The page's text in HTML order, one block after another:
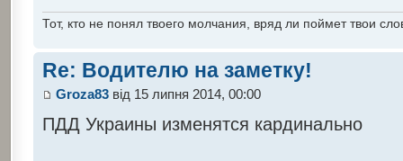
Тот, кто не понял твоего молчания, вряд ли поймет твои
Re: Водителю на заметку!
Groza83від 15 липня 2014, 00:00
ПДД Украины изменятся кардинально